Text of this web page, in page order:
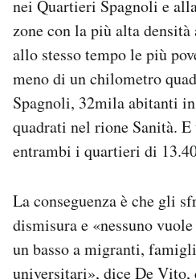
nei Quartieri Spagnoli e
zone con la più alta
allo stesso tempo le più
meno di un chilometro
Spagnoli, 32mila abitanti
quadrati nel rione Sanità.
entrambi i quartieri di
La conseguenza è che gli
dismisura e «nessuno
un basso a migranti,
universitari», dice De Vito,